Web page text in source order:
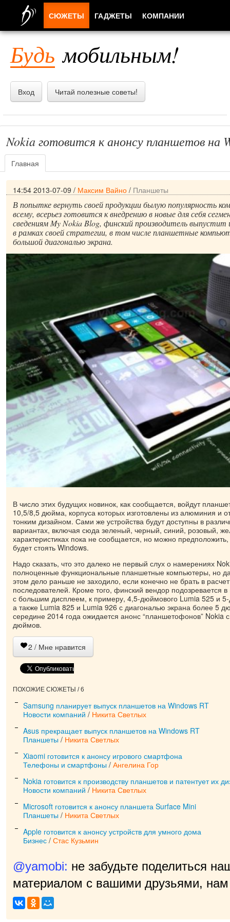
Будь мобильным!
Вход Читай полезные советы!
Nokia готовится к анонсу планшетов на
Главная
14:54 2013-07-09 / Максим Вайно / Планшеты
В попытке вернуть своей продукции былую популярность
всему, всерьез готовится к внедрению в новые для себя
сведениям My Nokia Blog, финский производитель
в рамках своей стратегии, в том числе планшетные
большой диагональю экрана.
В число этих будущих новинок, как сообщается, войдут
10,5/8,5 дюйма, корпуса которых изготовлены из алюминия и
тонким дизайном. Сами же устройства будут доступны в
вариантах, включая сюда зеленый, черный, синий, розовый,
характеристиках пока не сообщается, но можно
будет стоять Windows.
Надо сказать, что это далеко не первый слух о намерениях
полноценные функциональные планшетные компьютеры, но
этом дело раньше не заходило, если конечно не брать в
последователей. Кроме того, финский вендор подозревается
с большим дисплеем, к примеру, 4,5-дюймового Lumia 525 и
а также Lumia 825 и Lumia 926 с диагональю экрана более 5
середине 2014 года ожидается анонс “планшетофонов” Nokia
дюймов.
2 / Мне нравится
ПОХОЖИЕ СЮЖЕТЫ / 6
Samsung планирует выпуск планшетов на Windows RT
Новости компаний / Никита Светлых
Asus прекращает выпуск планшетов на Windows RT
Планшеты / Никита Светлых
Xiaomi готовится к анонсу игрового смартфона
Телефоны и смартфоны / Ангелина Гор
Nokia готовится к производству планшетов и патентует их
Новости компаний / Никита Светлых
Microsoft готовится к анонсу планшета Surface Mini
Планшеты / Никита Светлых
Apple готовится к анонсу устройств для умного дома
Бизнес / Стас Кузьмин
@yamobi: не забудьте поделиться
материалом с вашими друзьями, нам
пр|
СЮЖЕТЫ ГАДЖЕТЫ КОМПАНИИ
ПРИЛОЖЕНИЯ